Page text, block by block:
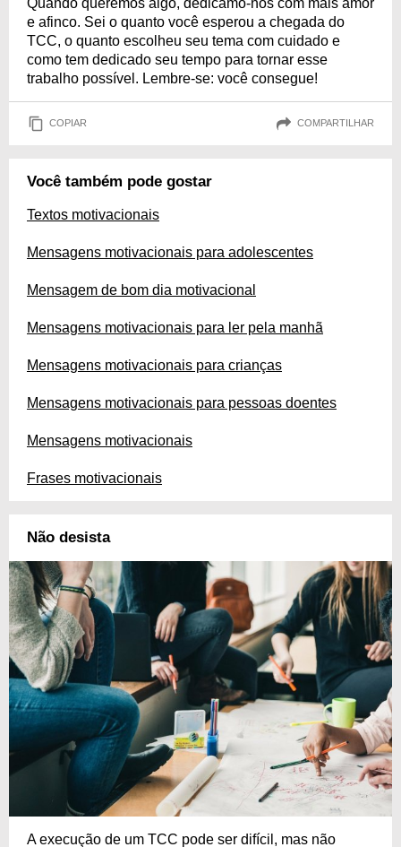
e afinco. Sei o quanto você esperou a chegada do
TCC, o quanto escolheu seu tema com cuidado e
como tem dedicado seu tempo para tornar esse
trabalho possível. Lembre-se: você consegue!
COPIAR COMPARTILHAR
Você também pode gostar
Textos motivacionais
Mensagens motivacionais para adolescentes
Mensagem de bom dia motivacional
Mensagens motivacionais para ler pela manhã
Mensagens motivacionais para crianças
Mensagens motivacionais para pessoas doentes
Mensagens motivacionais
Frases motivacionais
Não desista
A execução de um TCC pode ser difícil, mas não